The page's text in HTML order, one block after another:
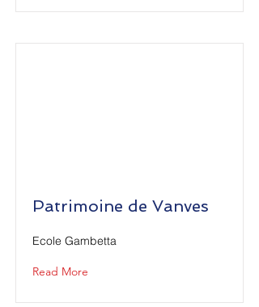
Patrimoine de Vanves
Ecole Gambetta
Read More